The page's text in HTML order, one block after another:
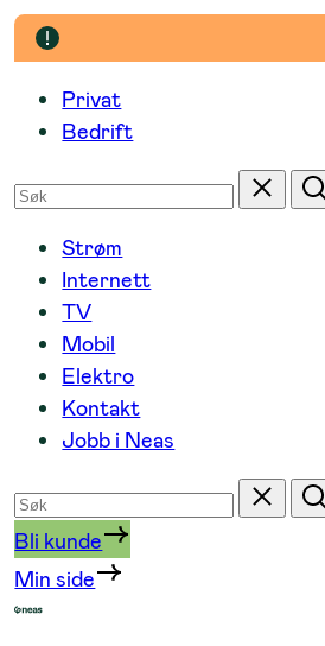
Hopp
til
innholdPrivat
Bedrift
Søk
etter
Tilbakestill
Søk
Strøm
Internett
TV
Mobil
Elektro
Kontakt
Jobb i Neas
Søk
etter
Tilbakestill
Søk
Bli kunde
Min side